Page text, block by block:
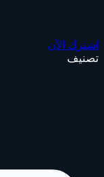
اشترك الآن
تصنيف